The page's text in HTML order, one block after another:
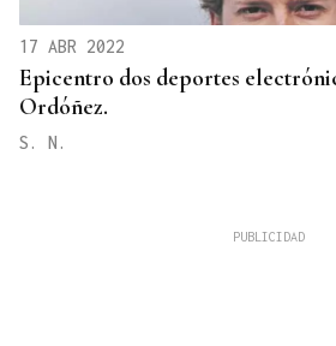
17 ABR 2022
Epicentro dos deportes
Ordóñez.
S. N.